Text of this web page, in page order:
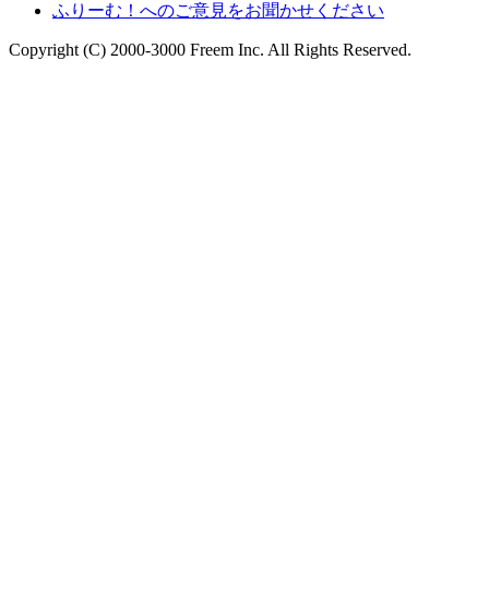
ふりーむ！へのご意見をお聞かせください
Copyright (C) 2000-3000 Freem Inc. All Rights Reserved.